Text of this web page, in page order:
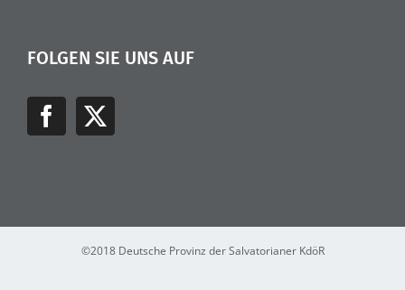
FOLGEN SIE UNS AUF
©2018 Deutsche Provinz der Salvatorianer KdöR